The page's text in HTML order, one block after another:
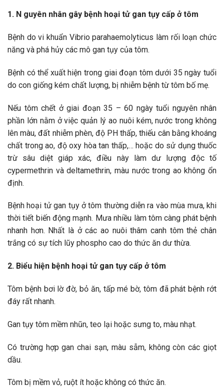
1. N guyên nhân gây bệnh hoại tử gan tụy cấp ở tôm
Bệnh do vi khuẩn Vibrio parahaemolyticus làm rối loạn chức
năng và phá hủy các mô gan tụy của tôm.
Bệnh có thể xuất hiện trong giai đoạn tôm dưới 35 ngày tuổi
do con giống kém chất lượng, bị nhiễm bệnh từ tôm bố mẹ.
Nếu tôm chết ở giai đoạn 35 – 60 ngày tuổi nguyên nhân
phần lớn nằm ở việc quản lý ao nuôi kém, nước trong không
lên màu, đất nhiễm phèn, độ PH thấp, thiếu cân bằng khoáng
chất trong ao, độ oxy hòa tan thấp,… hoặc do sử dụng thuốc
trừ sâu diệt giáp xác, điều này làm dư lượng độc tố
cypermethrin và deltamethrin, màu nước trong ao không ổn
định.
Bệnh hoại tử gan tụy ở tôm thường diễn ra vào mùa mưa, khi
thời tiết biến động mạnh. Mưa nhiều làm tôm càng phát bệnh
nhanh hơn. Nhất là ở các ao nuôi thâm canh tôm thẻ chân
trắng có sự tích lũy phospho cao do thức ăn dư thừa.
2. Biểu hiện bệnh hoại tử gan tụy cấp ở tôm
Tôm bệnh bơi lờ đờ, bỏ ăn, tấp mé bờ, tôm đã phát bệnh rớt
đáy rất nhanh.
Gan tụy tôm mềm nhũn, teo lại hoặc sưng to, màu nhạt.
Có trường hợp gan chai sạn, màu sẫm, không còn các giọt
dầu.
Tôm bị mềm vỏ, ruột ít hoặc không có thức ăn.